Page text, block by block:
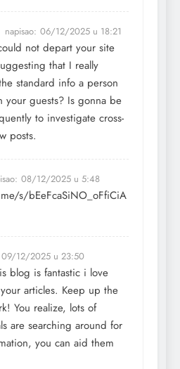
napisao: 06/12/2025 u 18:21
not depart your site
that I really
standard info a person
your guests? Is gonna be
to investigate cross-
posts.
08/12/2025 u 5:48
s/bEeFcaSiNO_oFfiCiA
09/12/2025 u 23:50
blog is fantastic i love
articles. Keep up the
You realize, lots of
are searching around for
you can aid them